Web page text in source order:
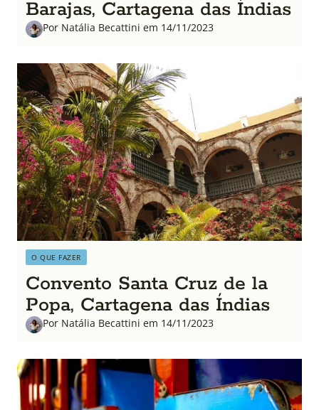
Barajas, Cartagena das Índias
Por Natália Becattini em 14/11/2023
O QUE FAZER
Convento Santa Cruz de la
Popa, Cartagena das Índias
Por Natália Becattini em 14/11/2023